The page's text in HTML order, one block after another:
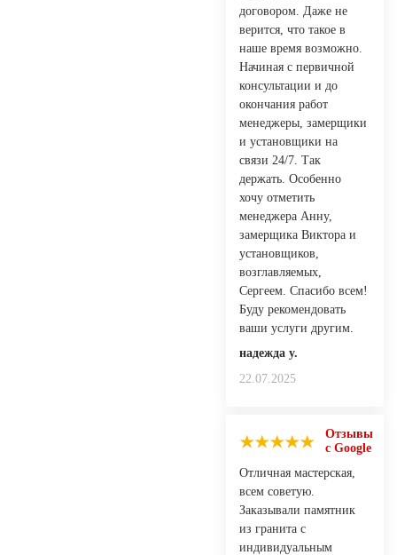
договором. Даже не
верится, что такое в
наше время возможно.
Начиная с первичной
консультации и до
окончания работ
менеджеры, замерщики
и установщики на
связи 24/7. Так
держать. Особенно
хочу отметить
менеджера Анну,
замерщика Виктора и
установщиков,
возглавляемых,
Сергеем. Спасибо всем!
Буду рекомендовать
ваши услуги другим.
надежда у.
22.07.2025
Отзывы
с Google
Отличная мастерская,
всем советую.
Заказывали памятник
из гранита с
индивидуальным